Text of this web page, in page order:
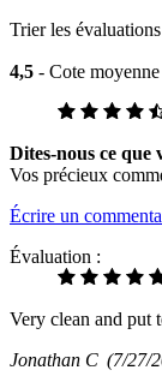
Trier les
4,5 - Cote
Dites-nous ce que
Vos précieux
Écrire un
Évaluation :
Very clean and put
Jonathan C (7/27/